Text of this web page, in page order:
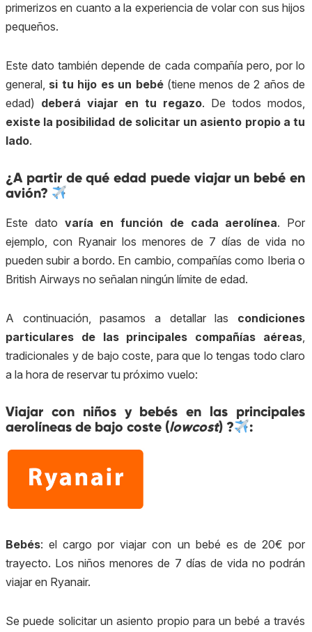
primerizos en cuanto a la experiencia de volar con sus hijos
pequeños.
Este dato también depende de cada compañía pero, por lo
general, si tu hijo es un bebé(tiene menos de 2 años de
edad) deberá viajar en tu regazo. De todos modos,
existe la posibilidad de solicitar un asiento propio a tu
lado.
¿A partir de qué edad puede viajar un bebé en
avión?
Este dato varía en función de cada aerolínea. Por
ejemplo, con Ryanair los menores de 7 días de vida no
pueden subir a bordo. En cambio, compañías como Iberia o
British Airways no señalan ningún límite de edad.
A continuación, pasamos a detallar las condiciones
particulares de las principales compañías aéreas,
tradicionales y de bajo coste, para que lo tengas todo claro
a la hora de reservar tu próximo vuelo:
Viajar con niños y bebés en las principales
aerolíneas de bajo coste (lowcost) ? :
Bebés: el cargo por viajar con un bebé es de 20€ por
trayecto. Los niños menores de 7 días de vida no podrán
viajar en Ryanair.
Se puede solicitar un asiento propio para un bebé a través